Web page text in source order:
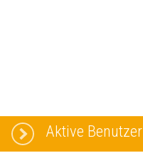
Aktive Benutzer